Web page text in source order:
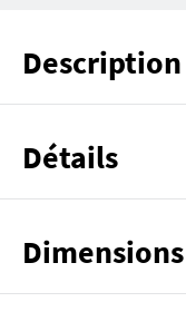
Description
Détails
Dimensions